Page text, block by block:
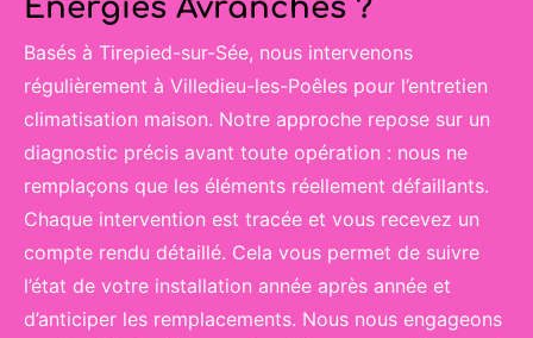
Energies Avranches ?
Basés à Tirepied-sur-Sée, nous intervenons
régulièrement à Villedieu-les-Poêles pour l’entretien
climatisation maison. Notre approche repose sur un
diagnostic précis avant toute opération : nous ne
remplaçons que les éléments réellement défaillants.
Chaque intervention est tracée et vous recevez un
compte rendu détaillé. Cela vous permet de suivre
l’état de votre installation année après année et
d’anticiper les remplacements. Nous nous engageons